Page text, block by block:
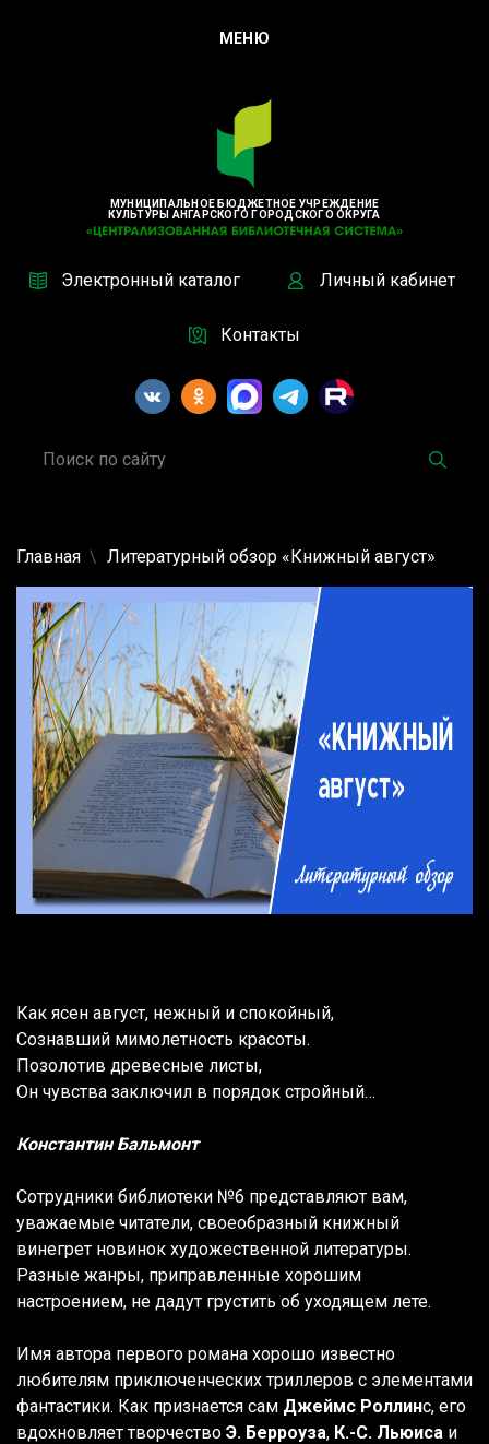
МУНИЦИПАЛЬНОЕ БЮДЖЕТНОЕ УЧРЕЖДЕНИЕ
КУЛЬТУРЫ АНГАРСКОГО ГОРОДСКОГО ОКРУГА
Электронный каталог Личный кабинет
Контакты
МЕНЮ
Главная Литературный обзор «Книжный август»
Как ясен август, нежный и спокойный,
Сознавший мимолетность красоты.
Позолотив древесные листы,
Он чувства заключил в порядок стройный…
Константин Бальмонт
Сотрудники библиотеки №6 представляют вам,
уважаемые читатели, своеобразный книжный
винегрет новинок художественной литературы.
Разные жанры, приправленные хорошим
настроением, не дадут грустить об уходящем лете.
Имя автора первого романа хорошо известно
любителям приключенческих триллеров с элементами
фантастики. Как признается сам Джеймс Роллинс, его
вдохновляет творчество Э. Берроуза, К.-С. Льюиса и